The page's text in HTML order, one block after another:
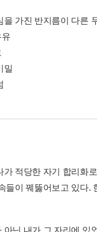
을 가진 반지름이 다른
밀
가 적당한 자기 합리화
들이 꿰뚫어보고 있다.
아닌 내가 그 자리에 있